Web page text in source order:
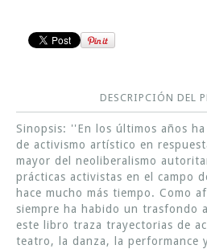
DESCRIPCIÓN DEL
Sinopsis: ''En los últimos años
de activismo artístico en
mayor del neoliberalismo
prácticas activistas en el campo
hace mucho más tiempo. Como
siempre ha habido un trasfondo
este libro traza trayectorias de
teatro, la danza, la performance